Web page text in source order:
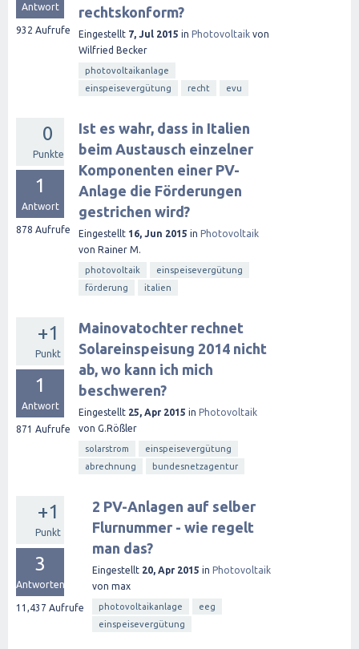
Antwort
932 Aufrufe
rechtskonform?
Eingestellt 7, Jul 2015 in Photovoltaik von
Wilfried Becker
photovoltaikanlage
einspeisevergütung
recht evu
0
Punkte
1
Antwort
878 Aufrufe
Ist es wahr, dass in Italien
beim Austausch einzelner
Komponenten einer PV-
Anlage die Förderungen
gestrichen wird?
Eingestellt 16, Jun 2015 in Photovoltaik
von Rainer M.
photovoltaik
einspeisevergütung
förderung
italien
+1
Punkt
1
Antwort
871 Aufrufe
Mainovatochter rechnet
Solareinspeisung 2014 nicht
ab, wo kann ich mich
beschweren?
Eingestellt 25, Apr 2015 in Photovoltaik
von G.Rößler
solarstrom
einspeisevergütung
abrechnung
bundesnetzagentur
+1
Punkt
3
Antworten
11,437 Aufrufe
2 PV-Anlagen auf selber
Flurnummer - wie regelt
man das?
Eingestellt 20, Apr 2015 in Photovoltaik
von max
photovoltaikanlage
eeg
einspeisevergütung